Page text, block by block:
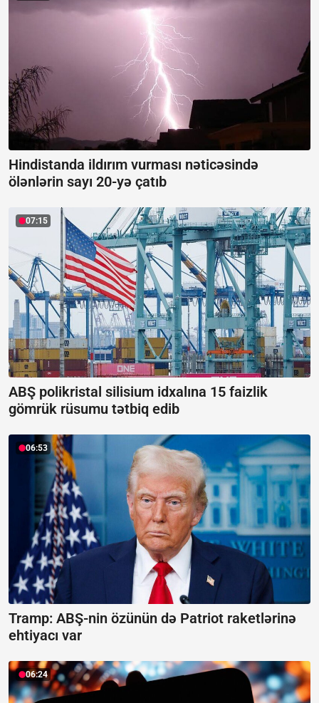
Hindistanda ildırım vurması nəticəsində
ölənlərin sayı 20-yə çatıb
07:15
ABŞ polikristal silisium idxalına 15 faizlik
gömrük rüsumu tətbiq edib
06:53
Tramp: ABŞ-nin özünün də Patriot raketlərinə
ehtiyacı var
06:24